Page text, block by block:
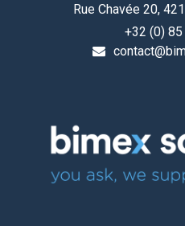
Rue Chavée 20,
+32 (0)